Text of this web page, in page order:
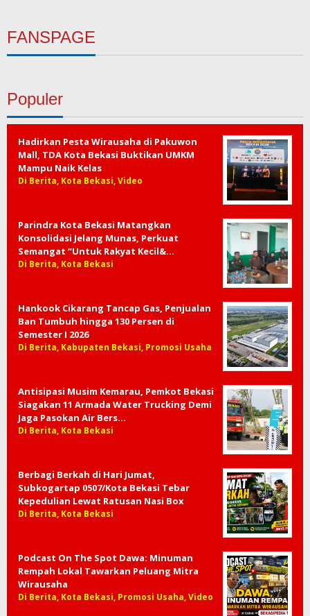
FANSPAGE
Populer
Hadirkan Pesta Wirausaha di Pakuwon
Mall, TDA Kota Bekasi Buktikan UMKM
Mampu Naik Kelas
Di Berita, Kota Bekasi, Video
Parindra Kota Bekasi Matangkan
Konsolidasi Jelang Munas, Perkuat
Semangat “Untuk Rakyat Kecil&…
Di Berita, Kota Bekasi
Hankook Cikarang Tancap Gas, Penjualan
Ban Tumbuh hingga 130 Persen di
Semester I 2026
Di Berita, Kabupaten Bekasi, Promosi Usaha
Antisipasi Musim Kemarau, Pemkot Bekasi
Siagakan 11 Armada Water Trucking Demi
Jaga Pasokan Air Bers…
Di Berita, Kota Bekasi
Berbagi Berkah di Hari Jumat,
Subkogartap 0507/Kota Bekasi Tebar
Kepedulian Lewat Ratusan Nasi Box
Di Berita, Kota Bekasi
Podcast On The Spot Dawa: Minuman
Rempah Lokal Tawarkan Peluang Mitra
Wirausaha
Di Berita, Kota Bekasi, Promosi Usaha, Video